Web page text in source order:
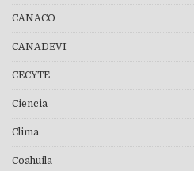
CANACO
CANADEVI
CECYTE
Ciencia
Clima
Coahuila